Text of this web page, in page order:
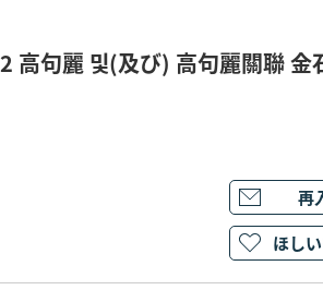
句麗 및(及び) 高句麗關聯 金
再
ほし